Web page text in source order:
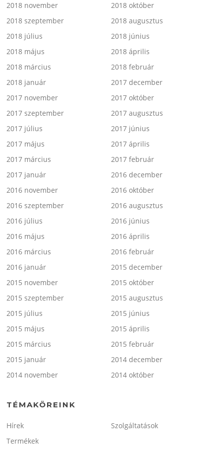
2018 november
2018 október
2018 szeptember
2018 augusztus
2018 július
2018 június
2018 május
2018 április
2018 március
2018 február
2018 január
2017 december
2017 november
2017 október
2017 szeptember
2017 augusztus
2017 július
2017 június
2017 május
2017 április
2017 március
2017 február
2017 január
2016 december
2016 november
2016 október
2016 szeptember
2016 augusztus
2016 július
2016 június
2016 május
2016 április
2016 március
2016 február
2016 január
2015 december
2015 november
2015 október
2015 szeptember
2015 augusztus
2015 július
2015 június
2015 május
2015 április
2015 március
2015 február
2015 január
2014 december
2014 november
2014 október
TÉMAKÖREINK
Hírek
Szolgáltatások
Termékek